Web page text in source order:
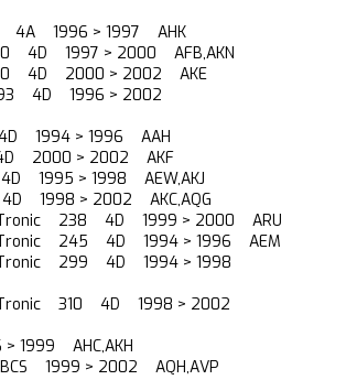
4A 1996 > 1997 AHK
4D 1997 > 2000 AFB,AKN
4D 2000 > 2002 AKE
4D 1996 > 2002
1994 > 1996 AAH
2000 > 2002 AKF
1995 > 1998 AEW,AKJ
1998 > 2002 AKC,AQG
238 4D 1999 > 2000 ARU
245 4D 1994 > 1996 AEM
299 4D 1994 > 1998
310 4D 1998 > 2002
1999 AHC,AKH
1999 > 2002 AQH,AVP